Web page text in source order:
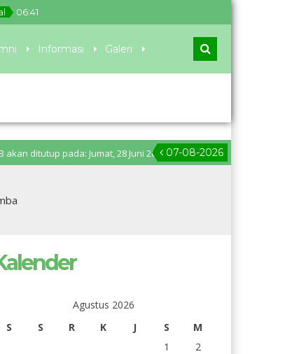
06:41
Informasi Galeri
07-08-2026
Jumat, 28 Juni 2024 pukul 11.00 WIB. Pengumuman PPDB: Senin, 1
Agustus 2026
S
S R K J S
M
1
2